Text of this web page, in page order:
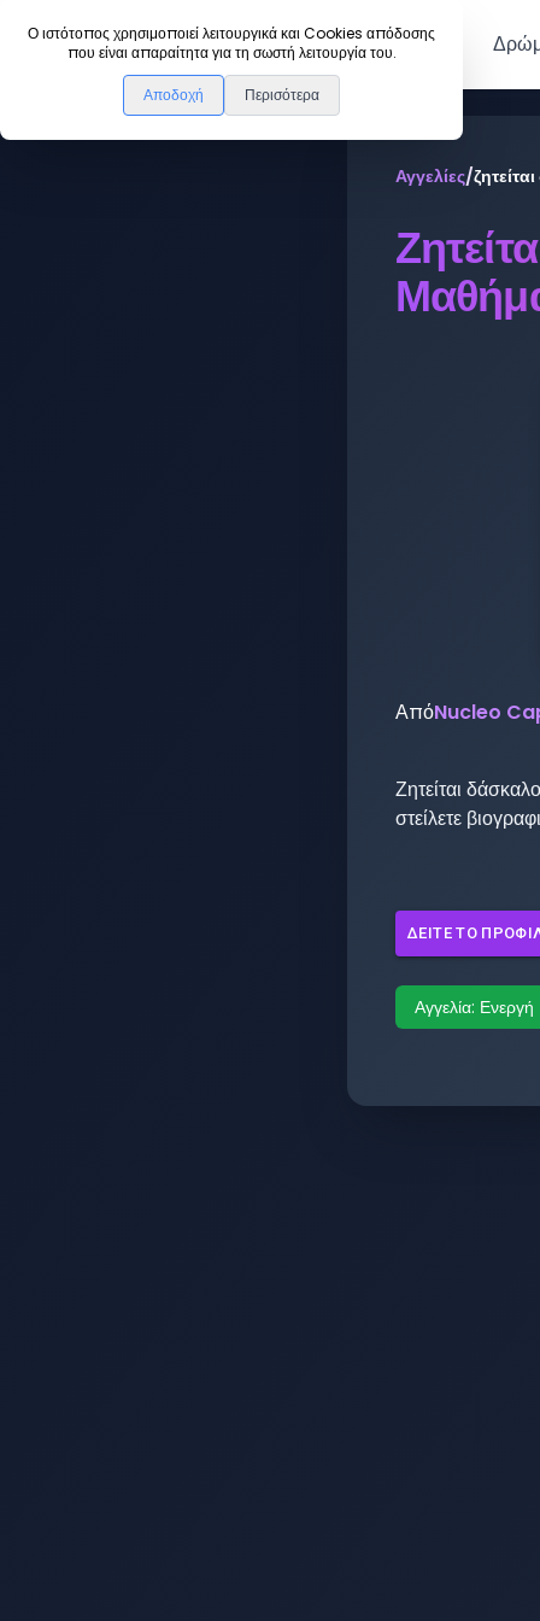
Ο ιστότοπος χρησιμοποιεί λειτουργικά και Cookies απόδοσης
που είναι απαραίτητα για τη σωστή λειτουργία του.
Αποδοχή Περισότερα
DanceLink Μέλη
Αγγελίες/
ΑπόNucleo
Ζητείται
στείλετε
ΔΕΊΤΕ ΤΟ
Αγγελία: Ενεργή